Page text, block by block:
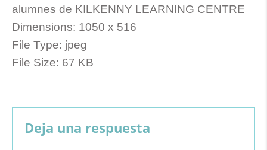
alumnes de KILKENNY LEARNING CENTRE
Dimensions: 1050 x 516
File Type: jpeg
File Size: 67 KB
Deja una respuesta